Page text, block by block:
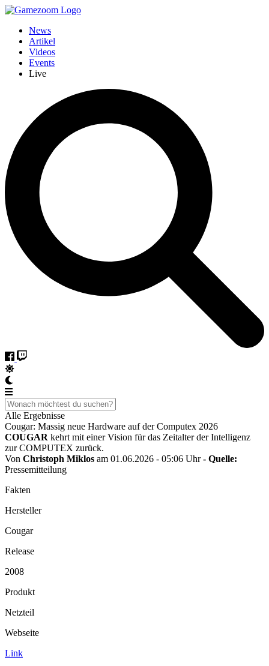
News
Artikel
Videos
Events
Live
Alle Ergebnisse
Cougar: Massig neue Hardware auf der Computex 2026
COUGAR kehrt mit einer Vision für das Zeitalter der Intelligenz
zur COMPUTEX zurück.
Von Christoph Miklos am 01.06.2026 - 05:06 Uhr- Quelle:
Pressemitteilung
Fakten
Hersteller
Cougar
Release
2008
Produkt
Netzteil
Webseite
Link